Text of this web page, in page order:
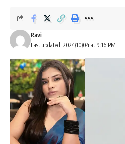
Last updated: 2024/10/04 at 9:16 PM
Ravi